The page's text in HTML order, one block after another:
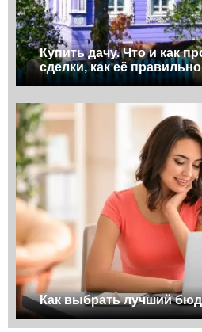
Купить дачу. Что и как
сделки, как её
Как выбрать лучший